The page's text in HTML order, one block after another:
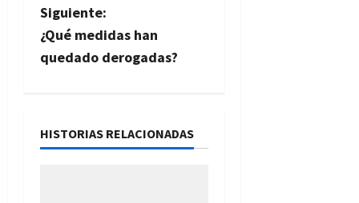
v
e
c
Siguiente:
¿Qué medidas han
quedado derogadas?
HISTORIAS RELACIONADAS